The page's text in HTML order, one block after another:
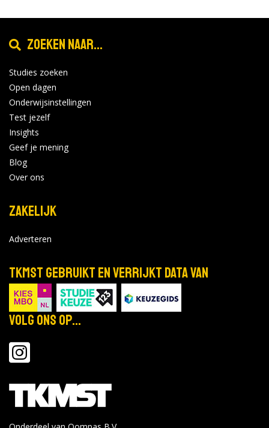
2027
Locatie:
feb
6
2027
Open Dag
Bekijk de details
mrt
2027
Bekijk de details
mrt Proefstuderen
Bekijk de details
Zoeken naar...
Studies zoeken
Open dagen
Onderwijsinstellingen
Test jezelf
Insights
Geef je mening
Blog
Over ons
Zakelijk
Adverteren
TKMST gebruikt en verrijkt data van
Volg ons op...